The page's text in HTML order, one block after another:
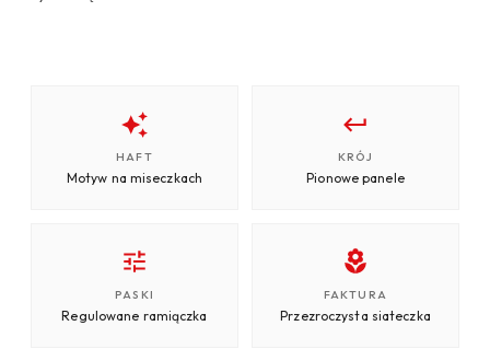
HAFT
Motyw na miseczkach
KRÓJ
Pionowe panele
PASKI
Regulowane ramiączka
FAKTURA
Przezroczysta siateczka